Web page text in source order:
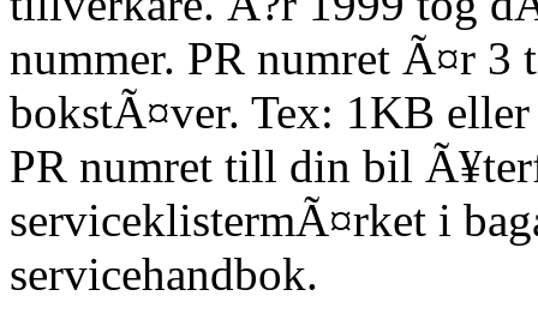
nummer. PR numret Ã¤r 3
bokstÃ¤ver. Tex: 1KB
PR numret till din bil
serviceklistermÃ¤rket i
servicehandbok.